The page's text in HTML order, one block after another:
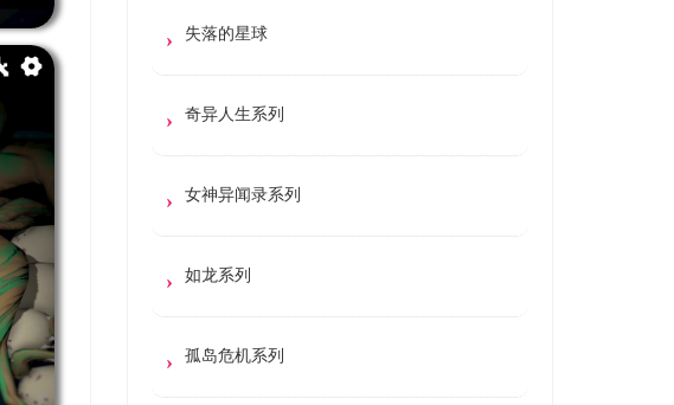
失落的星球
奇异人生系列
女神异闻录系列
如龙系列
孤岛危机系列